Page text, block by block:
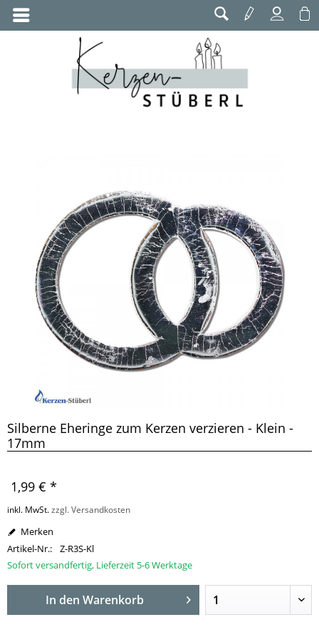
Silberne Eheringe zum Kerzen verzieren - Klein -
17mm
1,99 € *
inkl. MwSt.zzgl. Versandkosten
Merken
Artikel-Nr.:
Z-R3S-Kl
Sofort versandfertig, Lieferzeit 5-6 Werktage
In den Warenkorb